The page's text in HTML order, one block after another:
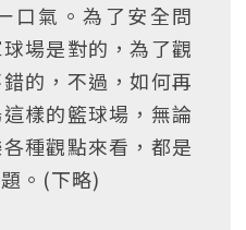
口氣。為了安全問
場是對的，為了觀
的，不過，如何再
樣的籃球場，無論
種觀點來看，都是
。(下略)